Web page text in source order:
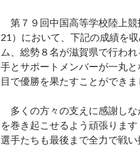
第７９回中国高等学校陸上
21）において、下記の成績を
ム、総勢８名が滋賀県で行わ
手とサポートメンバーが一丸
目で優勝を果たすことができま
多くの方々の支えに感謝し
を巻き起こせるよう頑張りま
選手たちも最後まで全力で戦い